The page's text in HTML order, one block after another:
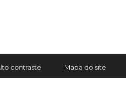
contraste Mapa do site